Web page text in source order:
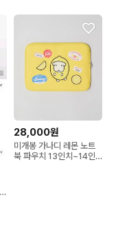
28,000원
미개봉 가나디 레몬 노트
북 파우치 13인치~14인